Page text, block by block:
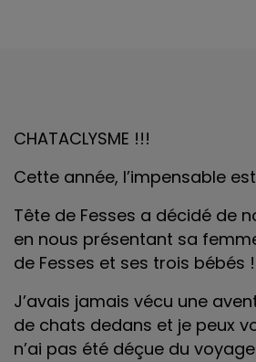
CHATACLYSME !!!
Cette année, l’impensable
Tête de Fesses a décidé de
en nous présentant sa
de Fesses et ses trois bébés !
J’avais jamais vécu une
de chats dedans et je peux
n’ai pas été déçue du